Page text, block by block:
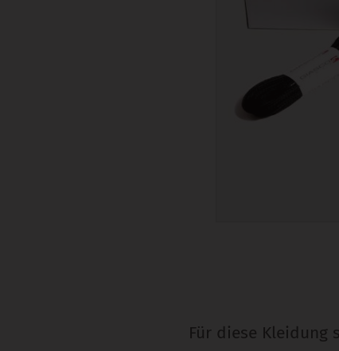
Für diese Kleidung